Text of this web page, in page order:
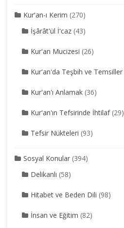
Kur'an-ı Kerim (270)
İşârât'ül İ'caz (43)
Kur'an Mucizesi (26)
Kur'an'da Teşbih ve Temsiller
Kur'an'ı Anlamak (36)
Kur'an'ın Tefsirinde İhtilaf(29)
Tefsir Nükteleri (93)
Sosyal Konular (394)
Delikanlı (58)
Hitabet ve Beden Dili (98)
İnsan ve Eğitim (82)